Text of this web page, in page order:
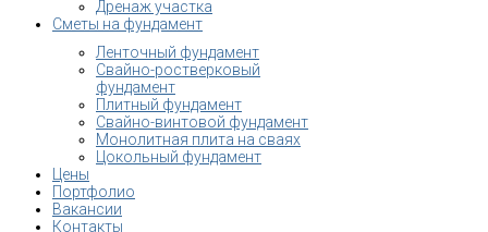
Дренаж участка
Сметы на фундамент
Ленточный фундамент
Свайно-ростверковый
фундамент
Плитный фундамент
Свайно-винтовой фундамент
Монолитная плита на сваях
Цокольный фундамент
Цены
Портфолио
Вакансии
Контакты